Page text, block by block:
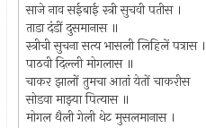
साजे नाव सईबाई स्त्री सुचवी पतीस ।
ताडा दंडीं दुसमानास ॥
स्त्रीची सुचना सत्य भासली लिहिलें पत्रास ।
पाठवी दिल्ली मोगलास ॥
चाकर झालों तुमचा आतां येतों चाकरीस
सोडवा माझ्या पित्यास ॥
मोगल थैली गेली थेट मुसलमानास ।